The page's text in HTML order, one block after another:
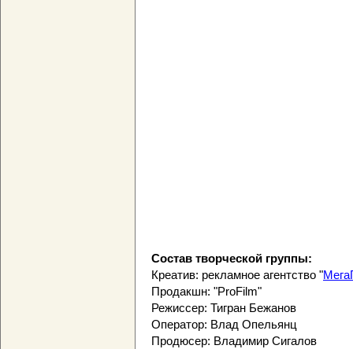
Состав творческой группы:
Креатив: рекламное агентство "
Продакшн: "ProFilm"
Режиссер: Тигран Бежанов
Оператор: Влад Опельянц
Продюсер: Владимир Сигалов